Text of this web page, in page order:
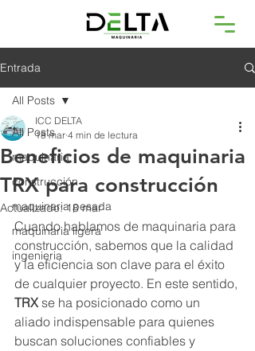
Entrada
All Posts
maquinaria
construcción
maquinaria pesada
maquinaria ligera
ingenieria
All Posts
Beneficios de maquinaria
TRX para construcción
ICC DELTA
18 mar 4 min de lectura
Actualizado:18 mar
Cuando hablamos de maquinaria para
construcción, sabemos que la calidad
y la eficiencia son clave para el éxito
de cualquier proyecto. En este sentido,
TRX se ha posicionado como un
aliado indispensable para quienes
buscan soluciones confiables y